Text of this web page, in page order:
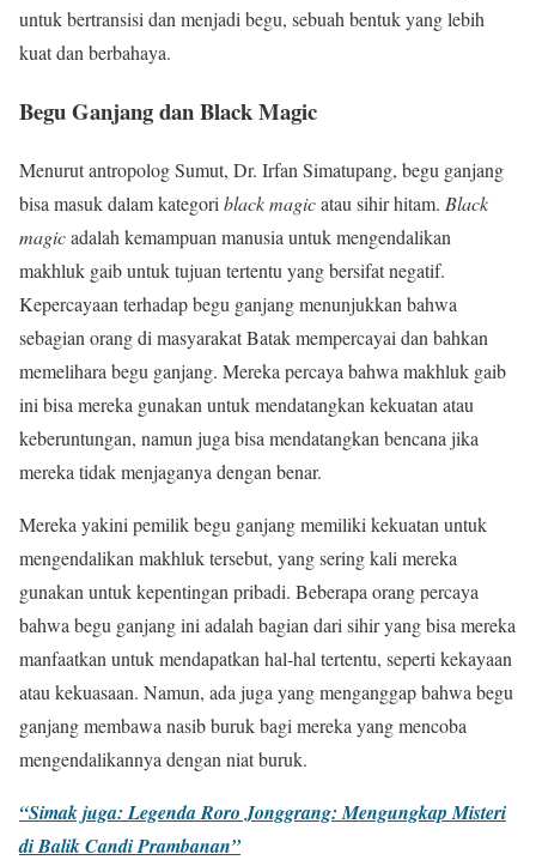
untuk bertransisi dan menjadi begu, sebuah bentuk yang lebih
kuat dan berbahaya.
Begu Ganjang dan Black Magic
Menurut antropolog Sumut, Dr. Irfan Simatupang, begu ganjang
bisa masuk dalam kategori black magicatau sihir hitam. Black
magicadalah kemampuan manusia untuk mengendalikan
makhluk gaib untuk tujuan tertentu yang bersifat negatif.
Kepercayaan terhadap begu ganjang menunjukkan bahwa
sebagian orang di masyarakat Batak mempercayai dan bahkan
memelihara begu ganjang. Mereka percaya bahwa makhluk gaib
ini bisa mereka gunakan untuk mendatangkan kekuatan atau
keberuntungan, namun juga bisa mendatangkan bencana jika
mereka tidak menjaganya dengan benar.
Mereka yakini pemilik begu ganjang memiliki kekuatan untuk
mengendalikan makhluk tersebut, yang sering kali mereka
gunakan untuk kepentingan pribadi. Beberapa orang percaya
bahwa begu ganjang ini adalah bagian dari sihir yang bisa mereka
manfaatkan untuk mendapatkan hal-hal tertentu, seperti kekayaan
atau kekuasaan. Namun, ada juga yang menganggap bahwa begu
ganjang membawa nasib buruk bagi mereka yang mencoba
mengendalikannya dengan niat buruk.
“Simak juga: Legenda Roro Jonggrang: Mengungkap Misteri
di Balik Candi Prambanan”